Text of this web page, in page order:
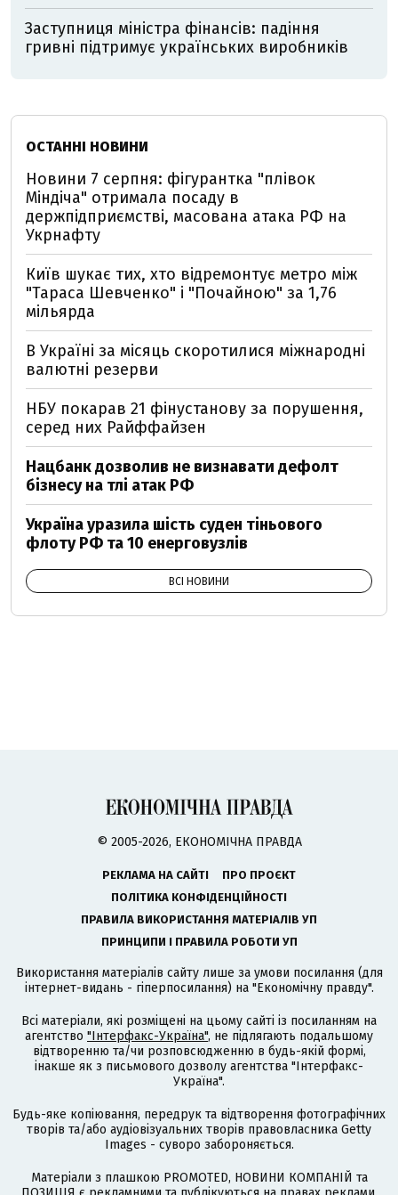
Заступниця міністра фінансів: падіння
гривні підтримує українських виробників
ОСТАННІ НОВИНИ
Новини 7 серпня: фігурантка "плівок
Міндіча" отримала посаду в
держпідприємстві, масована атака РФ на
Укрнафту
Київ шукає тих, хто відремонтує метро між
"Тараса Шевченко" і "Почайною" за 1,76
мільярда
В Україні за місяць скоротилися міжнародні
валютні резерви
НБУ покарав 21 фінустанову за порушення,
серед них Райффайзен
Нацбанк дозволив не визнавати дефолт
бізнесу на тлі атак РФ
Україна уразила шість суден тіньового
флоту РФ та 10 енерговузлів
ВСІ НОВИНИ
© 2005-2026, ЕКОНОМІЧНА ПРАВДА
РЕКЛАМА НА САЙТІ
ПРО ПРОЄКТ
ПОЛІТИКА КОНФІДЕНЦІЙНОСТІ
ПРАВИЛА ВИКОРИСТАННЯ МАТЕРІАЛІВ УП
ПРИНЦИПИ І ПРАВИЛА РОБОТИ УП
Використання матеріалів сайту лише за умови посилання (для
інтернет-видань - гіперпосилання) на "Економічну правду".
Всі матеріали, які розміщені на цьому сайті із посиланням на
агентство "Інтерфакс-Україна", не підлягають подальшому
відтворенню та/чи розповсюдженню в будь-якій формі,
інакше як з письмового дозволу агентства "Інтерфакс-
Україна".
Будь-яке копіювання, передрук та відтворення фотографічних
творів та/або аудіовізуальних творів правовласника Getty
Images - суворо забороняється.
Матеріали з плашкою PROMOTED, НОВИНИ КОМПАНІЙ та